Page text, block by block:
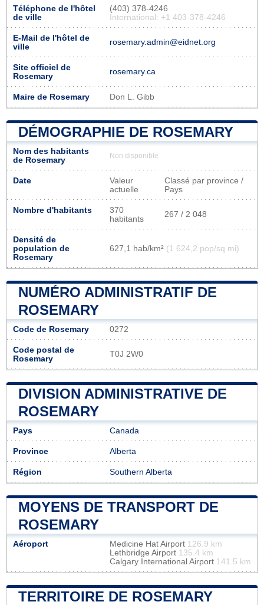
Téléphone de l'hôtel
de ville
(403) 378-4246
International: +1 403-378-4246
E-Mail de l'hôtel de
ville
rosemary.admin@eidnet.org
Site officiel de
Rosemary
rosemary.ca
Maire de Rosemary Don L. Gibb
DÉMOGRAPHIE DE ROSEMARY
Nom des habitants
de Rosemary
Non disponible
Date
Valeur
actuelle
Classé par province /
Pays
Nombre d'habitants
370
habitants
267 / 2 048
Densité de
population de
Rosemary
627,1 hab/km² (1 624,2 pop/sq mi)
NUMÉRO ADMINISTRATIF DE
ROSEMARY
Code de Rosemary 0272
Code postal de
Rosemary
T0J 2W0
DIVISION ADMINISTRATIVE DE
ROSEMARY
Pays Canada
Province Alberta
Région Southern Alberta
MOYENS DE TRANSPORT DE
ROSEMARY
Aéroport Medicine Hat Airport 126.9 km
Lethbridge Airport 135.4 km
Calgary International Airport 141.5 km
TERRITOIRE DE ROSEMARY